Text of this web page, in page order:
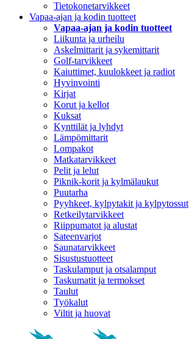
Tietokonetarvikkeet
Vapaa-ajan ja kodin tuotteet
Vapaa-ajan ja kodin tuotteet
Liikunta ja urheilu
Askelmittarit ja sykemittarit
Golf-tarvikkeet
Kaiuttimet, kuulokkeet ja radiot
Hyvinvointi
Kirjat
Korut ja kellot
Kuksat
Kynttilät ja lyhdyt
Lämpömittarit
Lompakot
Matkatarvikkeet
Pelit ja lelut
Piknik-korit ja kylmälaukut
Puutarha
Pyyhkeet, kylpytakit ja kylpytossut
Retkeilytarvikkeet
Riippumatot ja alustat
Sateenvarjot
Saunatarvikkeet
Sisustustuotteet
Taskulamput ja otsalamput
Taskumatit ja termokset
Taulut
Työkalut
Viltit ja huovat